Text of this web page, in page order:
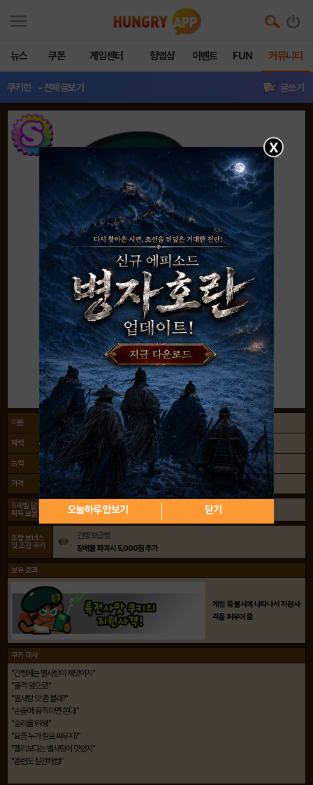
뉴스 쿠폰 게임센터 헝앱샵 이벤트 FUN 커뮤니티
쿠키런 - 전체글보기 글쓰기
이름 특전사맛 쿠키
체력 140~160
능력 별사탕 사격 1~8단
가격 127크리스탈 135000코인
8레벨 달성
획득 보물
특전사맛 쿠키의 초콜릿 위장 크림
조합 보너스
및 조합 쿠키
건빵 보급병
장애물 파괴시 5,000점 추가
보유 효과
게임 중 불시에 나타나서 지원사
격을 퍼부어 줌.
쿠키 대사
"건빵에는 별사탕이 제맛이지"
"돌격 앞으로!"
"별사탕 맛 좀 볼래?"
"손들어! 움직이면 쏜다!"
"승리를 위해!"
"요즘 누가 칼로 싸우지?"
"젤리보다는 별사탕이 맛있지"
"훈련도 실전처럼!"
X
오늘하루 안보기 닫기